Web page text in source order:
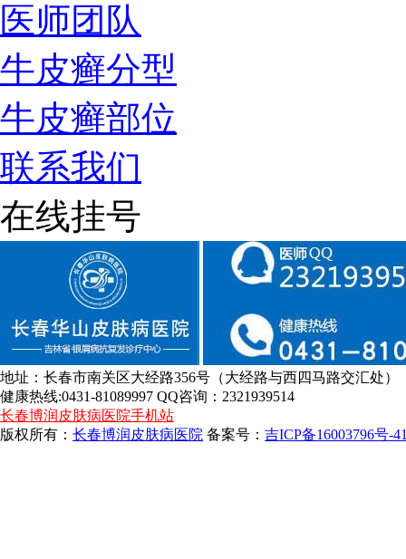
医师团队
牛皮癣分型
牛皮癣部位
联系我们
在线挂号
地址：长春市南关区大经路356号（大经路与西四马路交汇处）
健康热线:0431-81089997 QQ咨询：2321939514
长春博润皮肤病医院手机站
版权所有： 长春博润皮肤病医院 备案号： 吉ICP备16003796号-